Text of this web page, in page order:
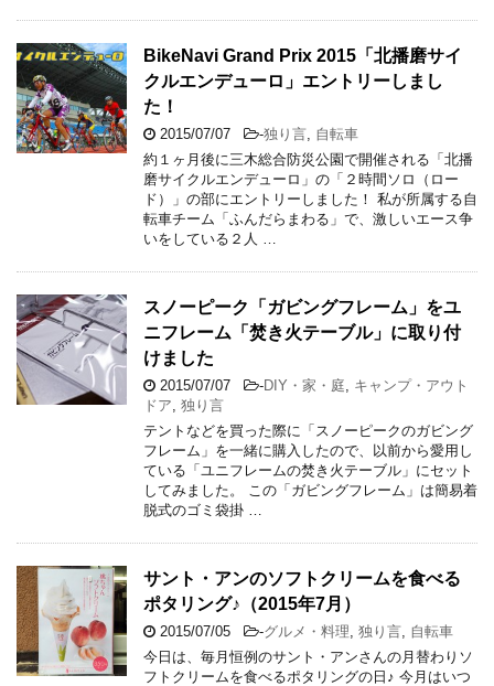
BikeNavi Grand Prix 2015「北播磨サイ
クルエンデューロ」エントリーしまし
た！
2015/07/07 -独り言 自転車
約１ヶ月後に三木総合防災公園で開催される「北播
磨サイクルエンデューロ」の「２時間ソロ（ロー
ド）」の部にエントリーしました！ 私が所属する自
転車チーム「ふんだらまわる」で、激しいエース争
いをしている２人 …
スノーピーク「ガビングフレーム」をユ
ニフレーム「焚き火テーブル」に取り付
けました
2015/07/07 -DIY・家・庭
キャンプ・アウト
ドア 独り言
テントなどを買った際に「スノーピークのガビング
フレーム」を一緒に購入したので、以前から愛用し
ている「ユニフレームの焚き火テーブル」にセット
してみました。 この「ガビングフレーム」は簡易着
脱式のゴミ袋掛 …
サント・アンのソフトクリームを食べる
ポタリング♪（2015年7月）
2015/07/05 -グルメ・料理 独り言 自転車
今日は、毎月恒例のサント・アンさんの月替わりソ
フトクリームを食べるポタリングの日♪ 今月はいつ